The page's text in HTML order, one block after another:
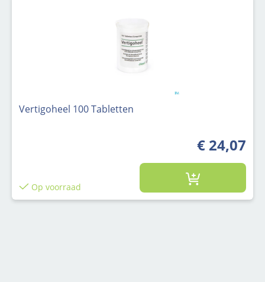
Vertigoheel 100 Tabletten
€ 24,07
Op voorraad